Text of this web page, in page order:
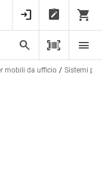
mobili da ufficio Sistemi